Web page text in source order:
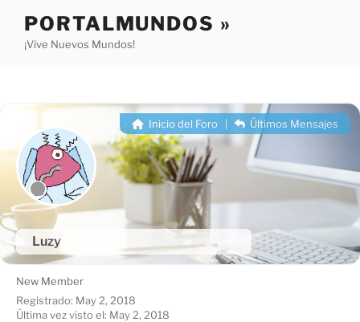
contenido
PORTALMUNDOS »
¡Vive Nuevos Mundos!
Luzy
Inicio del Foro | Últimos Mensajes
New Member
Registrado: May 2, 2018
Última vez visto el: May 2, 2018